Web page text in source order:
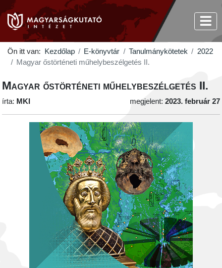
Ön itt van: Kezdőlap E-könyvtár Tanulmánykötetek
2022
Magyar őstörténeti műhelybeszélgetés II.
Magyar őstörténeti műhelybeszélgetés II.
írta: MKI megjelent: 2023. február 27